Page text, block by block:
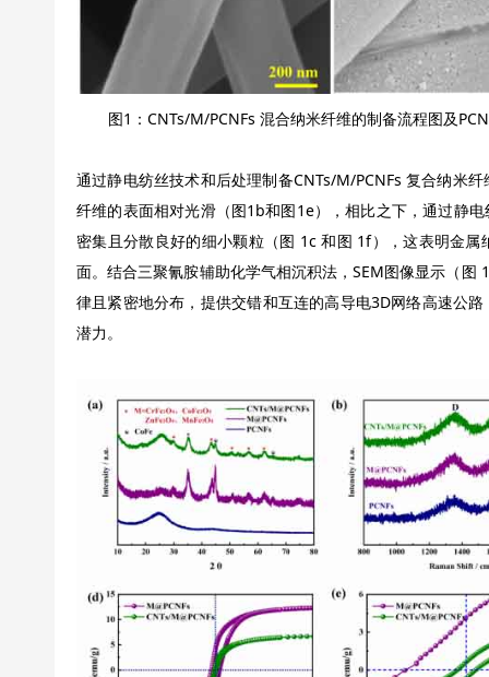
图1：CNTs/M/PCNFs 混合纳米纤维的制备流程图及
通过静电纺丝技术和后处理制备CNTs/M/PCNFs 复合纳米
纤维的表面相对光滑（图1b和图1e），相比之下，通过静
密集且分散良好的细小颗粒（图 1c 和图 1f），这表明金
面。结合三聚氰胺辅助化学气相沉积法，SEM图像显示（
律且紧密地分布，提供交错和互连的高导电3D网络高速公
潜力。